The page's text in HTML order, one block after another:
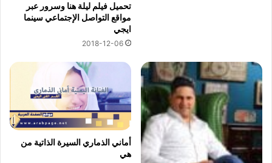
تحميل فيلم ليلة هنا وسرور عبر
مواقع التواصل الإجتماعي سينما
ايجي
2018-12-06
أماني الذماري السيرة الذاتية من
هي